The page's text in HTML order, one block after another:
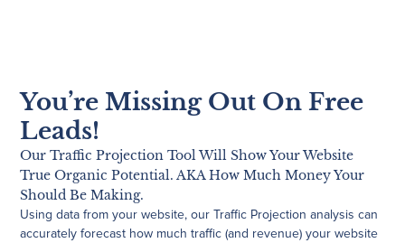
You’re Missing Out On Free
Leads!
Our Traffic Projection Tool Will Show Your Website
True Organic Potential. AKA How Much Money Your
Should Be Making.
Using data from your website, our Traffic Projection analysis can
accurately forecast how much traffic (and revenue) your website